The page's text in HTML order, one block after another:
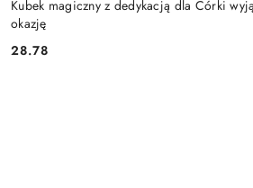
Kubek magiczny z dedykacją dla Córki
okazję
Cena:
28.78